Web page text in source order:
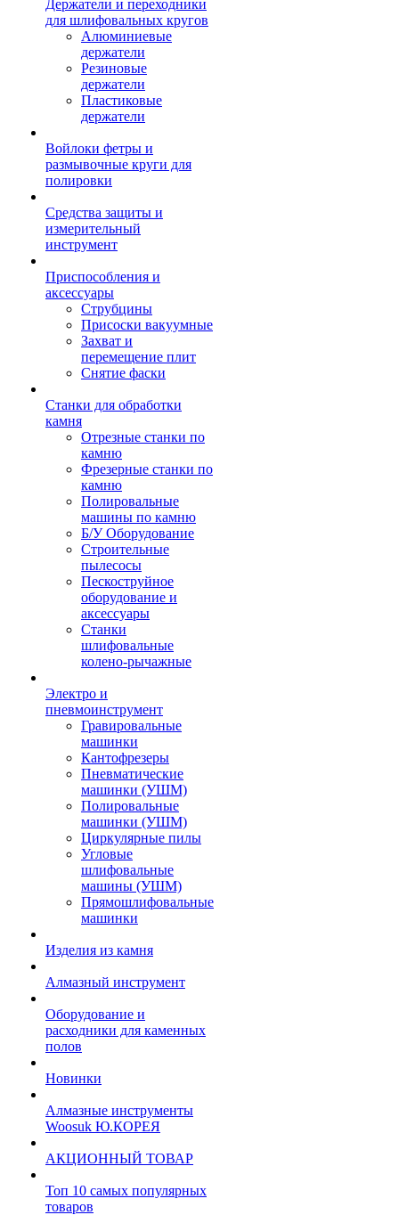
Держатели и переходники
для шлифовальных кругов
Алюминиевые
держатели
Резиновые
держатели
Пластиковые
держатели
Войлоки фетры и
размывочные круги для
полировки
Средства защиты и
измерительный
инструмент
Приспособления и
аксессуары
Струбцины
Присоски вакуумные
Захват и
перемещение плит
Снятие фаски
Станки для обработки
камня
Отрезные станки по
камню
Фрезерные станки по
камню
Полировальные
машины по камню
Б/У Оборудование
Строительные
пылесосы
Пескоструйное
оборудование и
аксессуары
Станки
шлифовальные
колено-рычажные
Электро и
пневмоинструмент
Гравировальные
машинки
Кантофрезеры
Пневматические
машинки (УШМ)
Полировальные
машинки (УШМ)
Циркулярные пилы
Угловые
шлифовальные
машины (УШМ)
Прямошлифовальные
машинки
Изделия из камня
Алмазный инструмент
Оборудование и
расходники для каменных
полов
Новинки
Алмазные инструменты
Woosuk Ю.КОРЕЯ
АКЦИОННЫЙ ТОВАР
Топ 10 самых популярных
товаров